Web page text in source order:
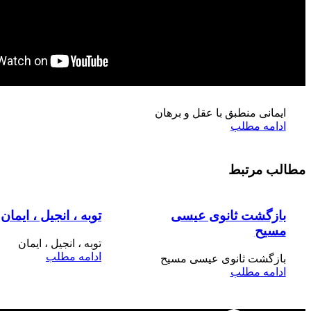
ایمانی منطبق با عقل و برهان
ادامه مطلب
مطالب مرتبط
توبه ، انجیل ، ایمان
توبه ، انجیل ، ایمان
ادامه مطلب
بازگشت ثانوی عیسی
مسیح
بازگشت ثانوی عیسی مسیح
ادامه مطلب